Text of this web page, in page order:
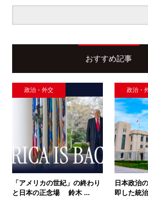
おすすめ記事
政治・外交
「アメリカの世紀」の終わり
と日本の正念場 鈴木 ...
政治・
日本政治
即した統